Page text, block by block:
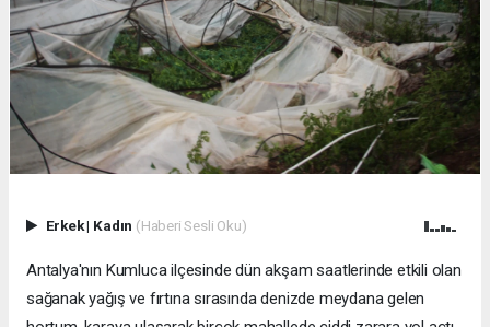
Erkek| Kadın (Haberi Sesli Oku)
Antalya'nın Kumluca ilçesinde dün akşam saatlerinde etkili olan
sağanak yağış ve fırtına sırasında denizde meydana gelen